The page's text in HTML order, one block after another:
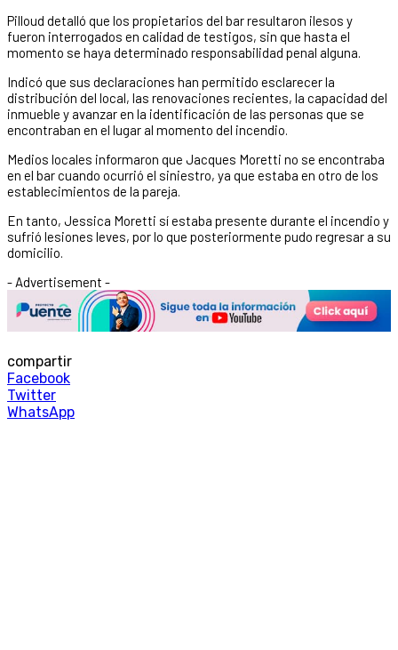
Pilloud detalló que los propietarios del bar resultaron ilesos y
fueron interrogados en calidad de testigos, sin que hasta el
momento se haya determinado responsabilidad penal alguna.
Indicó que sus declaraciones han permitido esclarecer la
distribución del local, las renovaciones recientes, la capacidad del
inmueble y avanzar en la identificación de las personas que se
encontraban en el lugar al momento del incendio.
Medios locales informaron que Jacques Moretti no se encontraba
en el bar cuando ocurrió el siniestro, ya que estaba en otro de los
establecimientos de la pareja.
En tanto, Jessica Moretti sí estaba presente durante el incendio y
sufrió lesiones leves, por lo que posteriormente pudo regresar a su
domicilio.
- Advertisement -
compartir
Facebook
Twitter
WhatsApp